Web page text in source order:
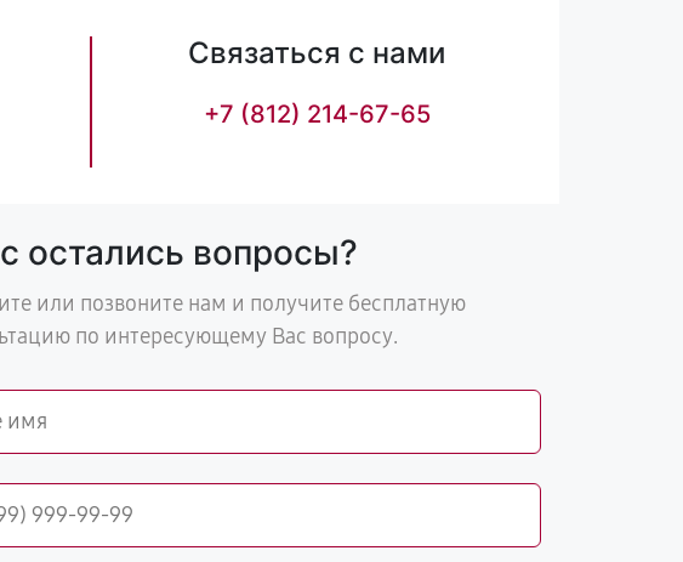
Связаться с нами
+7 (812) 214-67-65
остались вопросы?
или позвоните нам и получите бесплатную
по интересующему Вас вопросу.